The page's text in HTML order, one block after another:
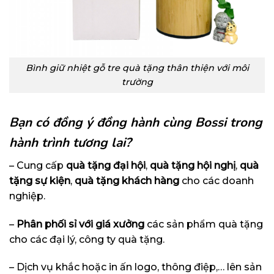
Bình giữ nhiệt gỗ tre quà tặng thân thiện với môi
trường
Bạn có đồng ý đồng hành cùng Bossi trong
hành trình tương lai?
– Cung cấp quà tặng đại hội, quà tặng hội nghị, quà
tặng sự kiện, quà tặng khách hàng cho các doanh
nghiệp.
– Phân phối sỉ với giá xưởng các sản phẩm quà tặng
cho các đại lý, công ty quà tặng.
– Dịch vụ khắc hoặc in ấn logo, thông điệp,… lên sản